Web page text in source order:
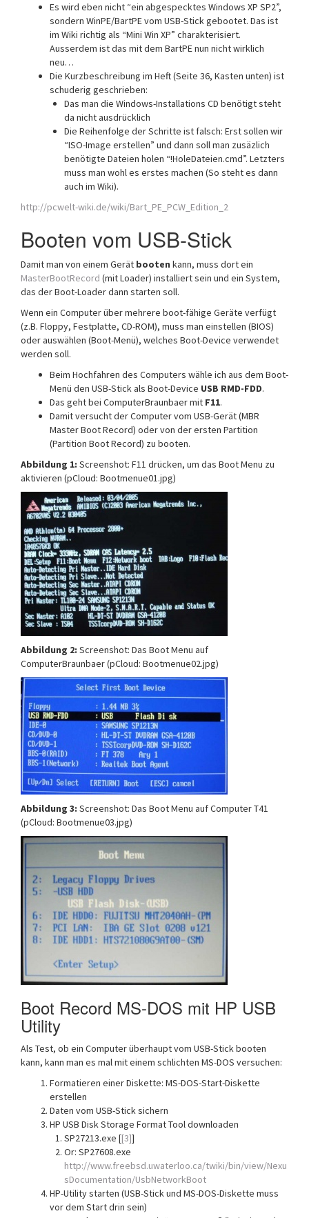
Es wird eben nicht “ein abgespecktes Windows XP SP2”,
sondern WinPE/BartPE vom USB-Stick gebootet. Das ist
im Wiki richtig als “Mini Win XP” charakterisiert.
Ausserdem ist das mit dem BartPE nun nicht wirklich
neu…
Die Kurzbeschreibung im Heft (Seite 36, Kasten unten) ist
schuderig geschrieben:
Das man die Windows-Installations CD benötigt steht
da nicht ausdrücklich
Die Reihenfolge der Schritte ist falsch: Erst sollen wir
“ISO-Image erstellen” und dann soll man zusäzlich
benötigte Dateien holen “!HoleDateien.cmd”. Letzters
muss man wohl es erstes machen (So steht es dann
auch im Wiki).
http://pcwelt-wiki.de/wiki/Bart_PE_PCW_Edition_2
Booten vom USB-Stick
Damit man von einem Gerät booten kann, muss dort ein
MasterBootRecord (mit Loader) installiert sein und ein System,
das der Boot-Loader dann starten soll.
Wenn ein Computer über mehrere boot-fähige Geräte verfügt
(z.B. Floppy, Festplatte, CD-ROM), muss man einstellen (BIOS)
oder auswählen (Boot-Menü), welches Boot-Device verwendet
werden soll.
Beim Hochfahren des Computers wähle ich aus dem Boot-
Menü den USB-Stick als Boot-Device USB RMD-FDD.
Das geht bei ComputerBraunbaer mit F11.
Damit versucht der Computer vom USB-Gerät (MBR
Master Boot Record) oder von der ersten Partition
(Partition Boot Record) zu booten.
Abbildung 1: Screenshot: F11 drücken, um das Boot Menu zu
aktivieren (pCloud: Bootmenue01.jpg)
Abbildung 2: Screenshot: Das Boot Menu auf
ComputerBraunbaer (pCloud: Bootmenue02.jpg)
Abbildung 3: Screenshot: Das Boot Menu auf Computer T41
(pCloud: Bootmenue03.jpg)
Boot Record MS-DOS mit HP USB
Utility
Als Test, ob ein Computer überhaupt vom USB-Stick booten
kann, kann man es mal mit einem schlichten MS-DOS versuchen:
Formatieren einer Diskette: MS-DOS-Start-Diskette
erstellen
Daten vom USB-Stick sichern
HP USB Disk Storage Format Tool downloaden
SP27213.exe [[3]]
Or: SP27608.exe
http://www.freebsd.uwaterloo.ca/twiki/bin/view/Nexu
sDocumentation/UsbNetworkBoot
HP-Utility starten (USB-Stick und MS-DOS-Diskette muss
vor dem Start drin sein)